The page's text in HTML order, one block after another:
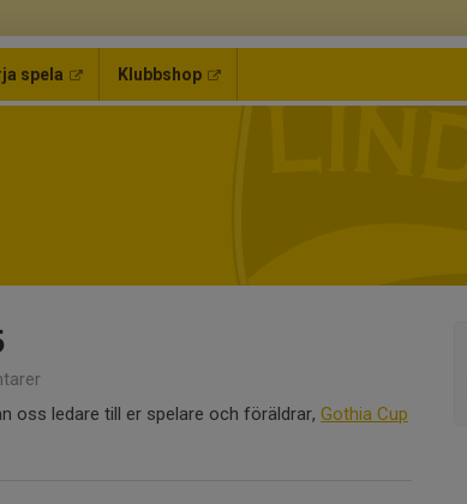
spela Klubbshop
oss ledare till er spelare och föräldrar, Gothia Cup